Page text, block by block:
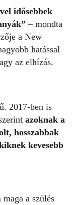
idősebbek
” – mondta
a New
hatással
az elhízás.
2017-ben is
azoknak a
hosszabbak
kevesebb
maga a szülés